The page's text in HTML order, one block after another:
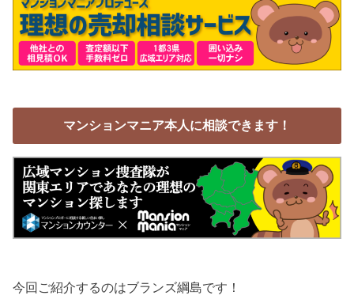
マンションマニア本人に相談できます！
今回ご紹介するのはブランズ綱島です！